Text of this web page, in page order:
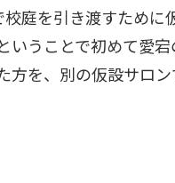
庭を引き渡すため
いうことで初めて愛
方を、別の仮設サロ